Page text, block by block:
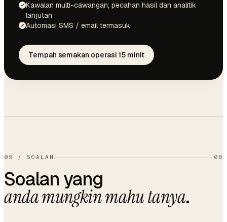
Kawalan multi-cawangan, pecahan hasil dan analitik
lanjutan
Automasi SMS / email termasuk
Tempah semakan operasi 15 minit
09 / SOALAN 06
Soalan yang
anda mungkin mahu tanya.